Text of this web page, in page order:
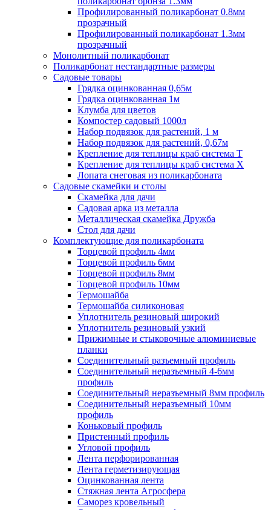
Профилированный поликарбонат 0.8мм
прозрачный
Профилированный поликарбонат 1.3мм
прозрачный
Монолитный поликарбонат
Поликарбонат нестандартные размеры
Садовые товары
Грядка оцинкованная 0,65м
Грядка оцинкованная 1м
Клумба для цветов
Компостер садовый 1000л
Набор подвязок для растений, 1 м
Набор подвязок для растений, 0,67м
Крепление для теплицы краб система Т
Крепление для теплицы краб система Х
Лопата снеговая из поликарбоната
Садовые скамейки и столы
Скамейка для дачи
Садовая арка из металла
Металлическая скамейка Дружба
Стол для дачи
Комплектующие для поликарбоната
Торцевой профиль 4мм
Торцевой профиль 6мм
Торцевой профиль 8мм
Торцевой профиль 10мм
Термошайба
Термошайба силиконовая
Уплотнитель резиновый широкий
Уплотнитель резиновый узкий
Прижимные и стыковочные алюминиевые
планки
Соединительный разъемный профиль
Соединительный неразъемный 4-6мм
профиль
Соединительный неразъемный 8мм профиль
Соединительный неразъемный 10мм
профиль
Коньковый профиль
Пристенный профиль
Угловой профиль
Лента перфорированная
Лента герметизирующая
Оцинкованная лента
Стяжная лента Агросфера
Саморез кровельный